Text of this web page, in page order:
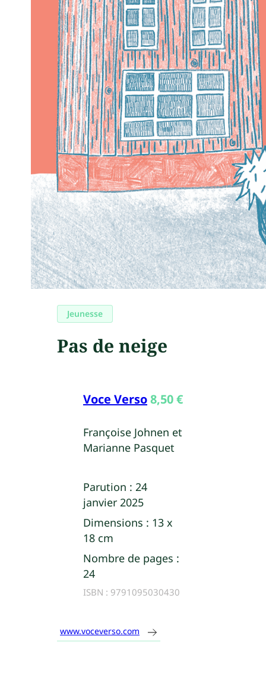
Jeunesse
Pas de neige
Voce Verso8,50€
Françoise Johnen et
Marianne Pasquet
Parution : 24
janvier 2025
Dimensions : 13 x
18 cm
Nombre de pages :
24
ISBN : 9791095030430
www.voceverso.com